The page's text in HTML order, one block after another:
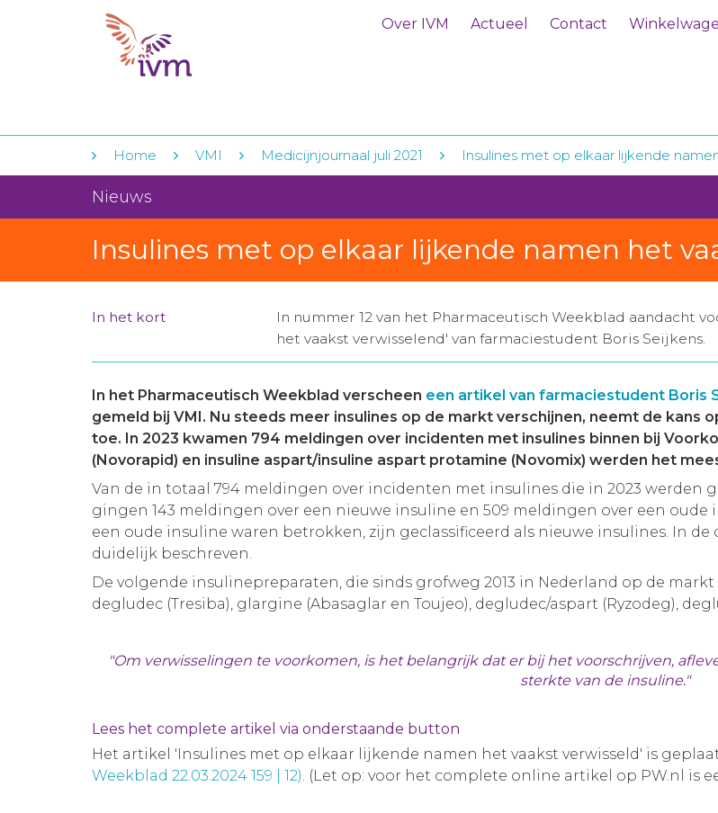
Over IVM Actueel Contact
Home VMI Medicijnjournaal juli 2021 Insulines met op elkaar lijkende
Nieuws
Insulines met op elkaar lijkende namen het
In het kort
In nummer 12 van het Pharmaceutisch Weekblad aandacht
het vaakst verwisselend' van farmaciestudent Boris Seijkens.
In het Pharmaceutisch Weekblad verscheen een artikel van farmaciestudent Boris
gemeld bij VMI. Nu steeds meer insulines op de markt verschijnen, neemt de kans
toe. In 2023 kwamen 794 meldingen over incidenten met insulines binnen bij
(Novorapid) en insuline aspart/insuline aspart protamine (Novomix) werden het
Van de in totaal 794 meldingen over incidenten met insulines die in 2023 werden
gingen 143 meldingen over een nieuwe insuline en 509 meldingen over een
een oude insuline waren betrokken, zijn geclassificeerd als nieuwe insulines. In
duidelijk beschreven.
De volgende insulinepreparaten, die sinds grofweg 2013 in Nederland op de
degludec (Tresiba), glargine (Abasaglar en Toujeo), degludec/aspart (Ryzodeg),
"Om verwisselingen te voorkomen, is het belangrijk dat er bij het voorschrijven,
sterkte van de insuline."
Lees het complete artikel via onderstaande button
Het artikel 'Insulines met op elkaar lijkende namen het vaakst verwisseld' is
Weekblad 22.03.2024 159 | 12). (Let op: voor het complete online artikel op PW.nl is